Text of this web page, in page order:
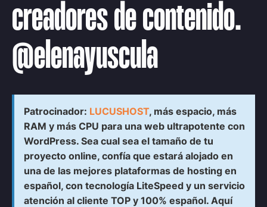
creadores de contenido.
@elenayuscula
Patrocinador: LUCUSHOST, más espacio, más
RAM y más CPU para una web ultrapotente con
WordPress. Sea cual sea el tamaño de tu
proyecto online, confía que estará alojado en
una de las mejores plataformas de hosting en
español, con tecnología LiteSpeed y un servicio
atención al cliente TOP y 100% español. Aquí